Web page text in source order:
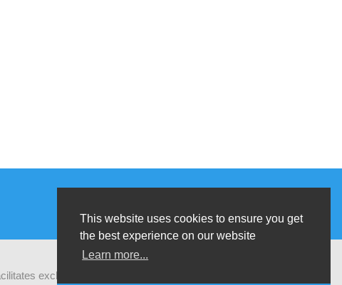
This website uses cookies to ensure you get
the best experience on our website
Learn more...
exchanges of latest research and field